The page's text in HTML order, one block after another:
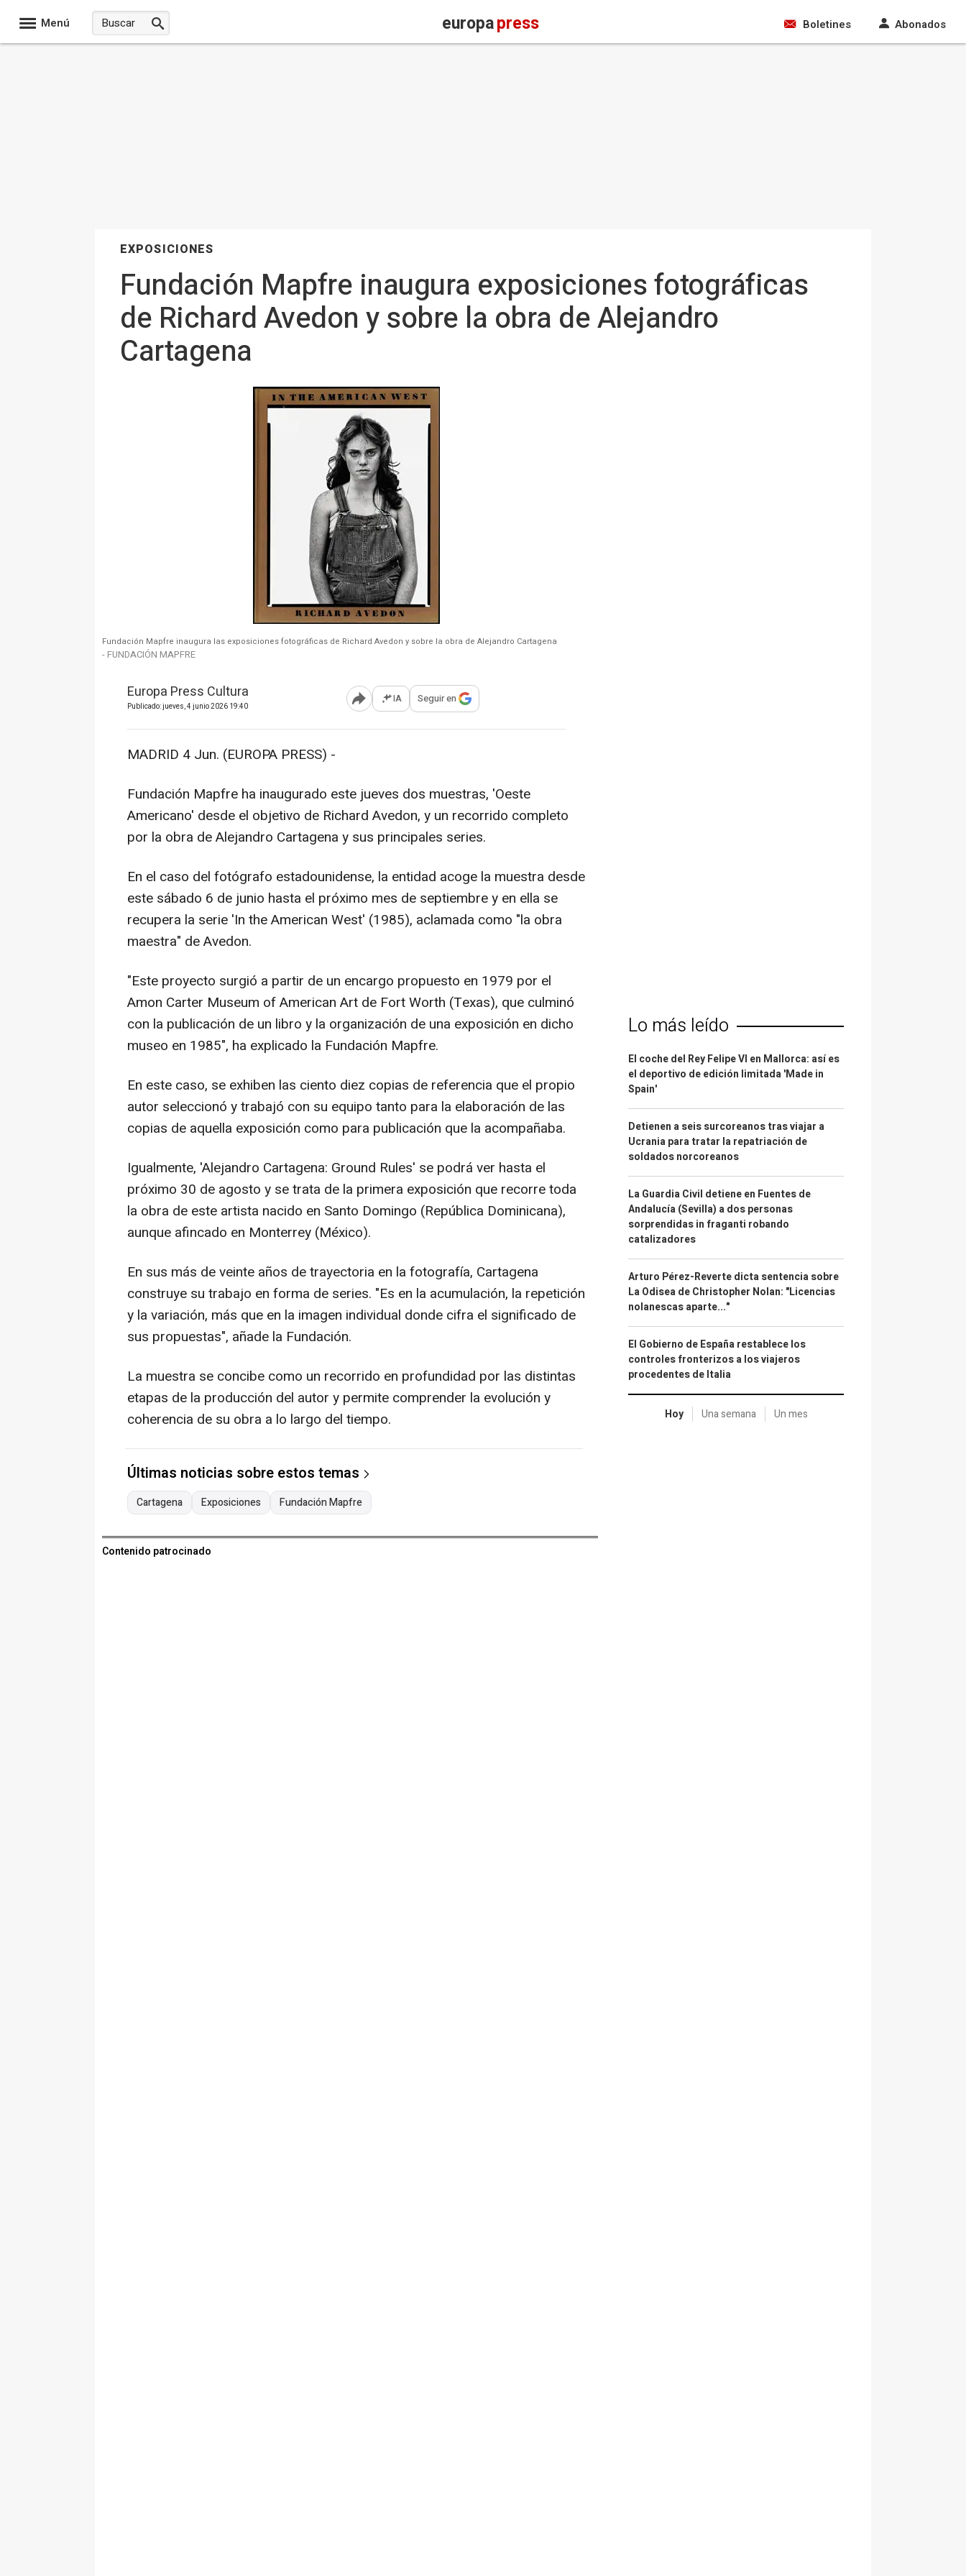
Menú europapress Boletines Abonados
EXPOSICIONES
Fundación Mapfre inaugura exposiciones fotográficas
de Richard Avedon y sobre la obra de Alejandro
Cartagena
Fundación Mapfre inaugura las exposiciones fotográficas de Richard Avedon y sobre la obra de Alejandro Cartagena
- FUNDACIÓN MAPFRE
Europa Press Cultura
Publicado: jueves, 4 junio 2026 19:40 Abrir opciones para compartir
IA Seguir en
MADRID 4 Jun. (EUROPA PRESS) -
Fundación Mapfre ha inaugurado este jueves dos muestras, 'Oeste
Americano' desde el objetivo de Richard Avedon, y un recorrido completo
por la obra de Alejandro Cartagena y sus principales series.
En el caso del fotógrafo estadounidense, la entidad acoge la muestra desde
este sábado 6 de junio hasta el próximo mes de septiembre y en ella se
recupera la serie 'In the American West' (1985), aclamada como "la obra
maestra" de Avedon.
"Este proyecto surgió a partir de un encargo propuesto en 1979 por el
Amon Carter Museum of American Art de Fort Worth (Texas), que culminó
con la publicación de un libro y la organización de una exposición en dicho
museo en 1985", ha explicado la Fundación Mapfre.
En este caso, se exhiben las ciento diez copias de referencia que el propio
autor seleccionó y trabajó con su equipo tanto para la elaboración de las
copias de aquella exposición como para publicación que la acompañaba.
Igualmente, 'Alejandro Cartagena: Ground Rules' se podrá ver hasta el
próximo 30 de agosto y se trata de la primera exposición que recorre toda
la obra de este artista nacido en Santo Domingo (República Dominicana),
aunque afincado en Monterrey (México).
En sus más de veinte años de trayectoria en la fotografía, Cartagena
construye su trabajo en forma de series. "Es en la acumulación, la repetición
y la variación, más que en la imagen individual donde cifra el significado de
sus propuestas", añade la Fundación.
La muestra se concibe como un recorrido en profundidad por las distintas
etapas de la producción del autor y permite comprender la evolución y
coherencia de su obra a lo largo del tiempo.
Últimas noticias sobre estos temas
Cartagena Exposiciones Fundación Mapfre
Contenido patrocinado
Lo más leído
El coche del Rey Felipe VI en Mallorca: así es
el deportivo de edición limitada 'Made in
Spain'
Detienen a seis surcoreanos tras viajar a
Ucrania para tratar la repatriación de
soldados norcoreanos
La Guardia Civil detiene en Fuentes de
Andalucía (Sevilla) a dos personas
sorprendidas in fraganti robando
catalizadores
Arturo Pérez-Reverte dicta sentencia sobre
La Odisea de Christopher Nolan: "Licencias
nolanescas aparte..."
El Gobierno de España restablece los
controles fronterizos a los viajeros
procedentes de Italia
Hoy Una semana Un mes